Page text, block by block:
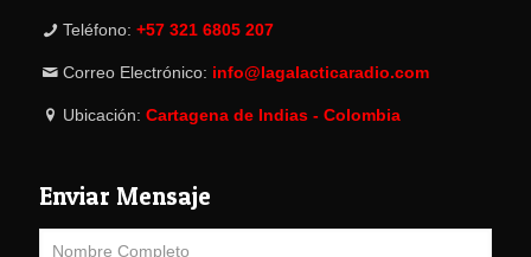
Teléfono: +57 321 6805 207
Correo Electrónico: info@lagalacticaradio.com
Ubicación: Cartagena de Indias - Colombia
Enviar Mensaje